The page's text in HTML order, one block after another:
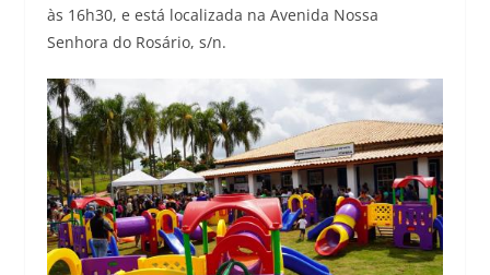
às 16h30, e está localizada na Avenida Nossa
Senhora do Rosário, s/n.